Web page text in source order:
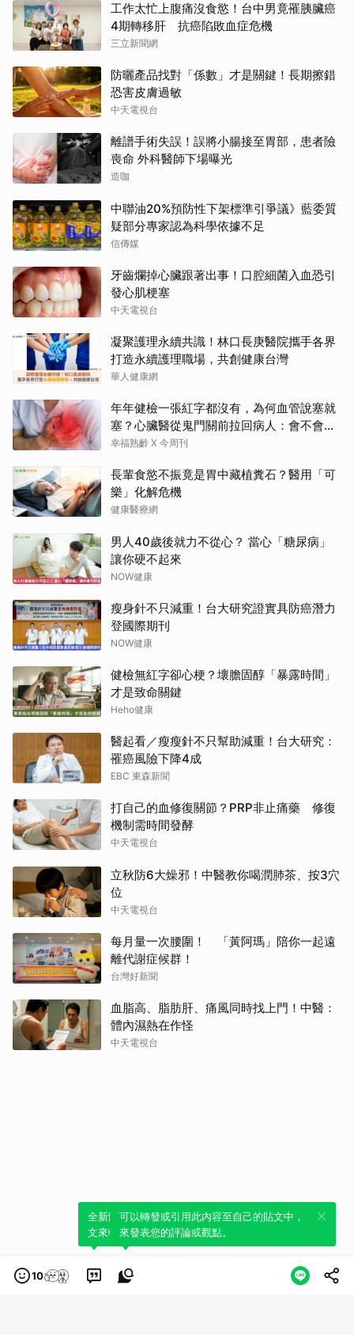
工作太忙上腹痛沒食慾！台中男竟罹胰臟癌
4期轉移肝 抗癌陷敗血症危機
三立新聞網
防曬產品找對「係數」才是關鍵！長期擦錯
恐害皮膚過敏
中天電視台
離譜手術失誤！誤將小腸接至胃部，患者險
喪命 外科醫師下場曝光
造咖
中聯油20%預防性下架標準引爭議》藍委質
疑部分專家認為科學依據不足
信傳媒
牙齒爛掉心臟跟著出事！口腔細菌入血恐引
發心肌梗塞
中天電視台
凝聚護理永續共識！林口長庚醫院攜手各界
打造永續護理職場，共創健康台灣
華人健康網
年年健檢一張紅字都沒有，為何血管說塞就
塞？心臟醫從鬼門關前拉回病人：會不會心
梗要看對數字
幸福熟齡 X 今周刊
長輩食慾不振竟是胃中藏植糞石？醫用「可
樂」化解危機
健康醫療網
男人40歲後就力不從心？ 當心「糖尿病」
讓你硬不起來
NOW健康
瘦身針不只減重！台大研究證實具防癌潛力
登國際期刊
NOW健康
健檢無紅字卻心梗？壞膽固醇「暴露時間」
才是致命關鍵
Heho健康
醫起看／瘦瘦針不只幫助減重！台大研究：
罹癌風險下降4成
EBC 東森新聞
打自己的血修復關節？PRP非止痛藥 修復
機制需時間發酵
中天電視台
立秋防6大燥邪！中醫教你喝潤肺茶、按3穴
位
中天電視台
每月量一次腰圍！ 「黃阿瑪」陪你一起遠
離代謝症候群！
台灣好新聞
血脂高、脂肪肝、痛風同時找上門！中醫：
體內濕熱在作怪
中天電視台
10
全新體驗！一鍵引用此內容，透過發布貼
文來輕鬆表達個人立場。
可以轉發或引用此內容至自己的貼文中，
來發表您的評論或觀點。